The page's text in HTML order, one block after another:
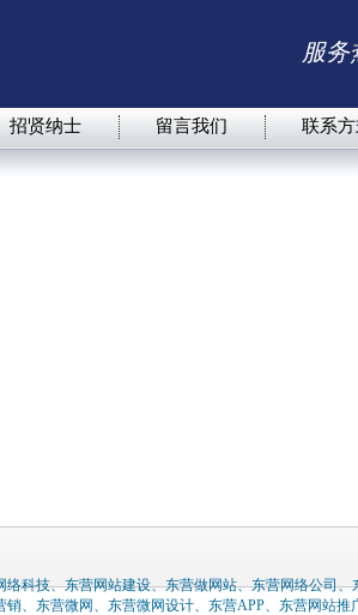
招贤纳士 留言我们 联系
科技、东营网站建设、东营做网站、东营网络公司
、东营微网、东营微网设计、东营APP、东营网站
服务